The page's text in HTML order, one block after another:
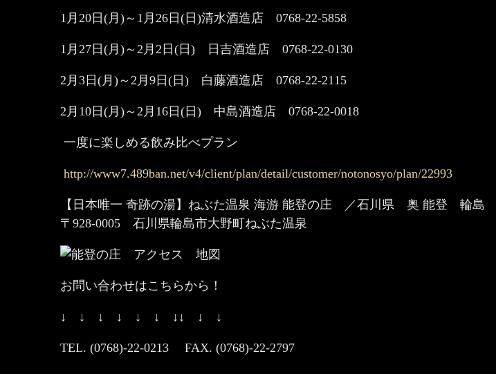
1月20日(月)～1月26日(日)清水酒造店 0768-22-5858
1月27日(月)～2月2日(日) 日吉酒造店 0768-22-0130
2月3日(月)～2月9日(日) 白藤酒造店 0768-22-2115
2月10日(月)～2月16日(日) 中島酒造店 0768-22-0018
一度に楽しめる飲み比べプラン
http://www7.489ban.net/v4/client/plan/detail/customer/notonosyo/plan/22993
【日本唯一 奇跡の湯】ねぶた温泉 海游 能登の庄 ／石川県 奥 能登 輪島
〒928-0005 石川県輪島市大野町ねぶた温泉
お問い合わせはこちらから！
↓ ↓ ↓ ↓ ↓ ↓ ↓↓ ↓ ↓
TEL. (0768)-22-0213 FAX. (0768)-22-2797